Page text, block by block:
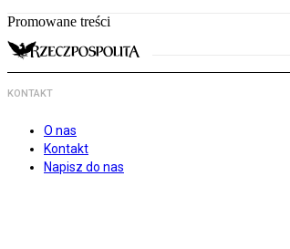
Promowane treści
KONTAKT
O nas
Kontakt
Napisz do nas